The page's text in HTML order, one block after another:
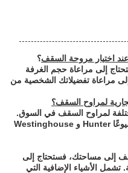
اختيار مروحة السقف؟
إلى مراعاة حجم الغرفة
مراعاة تفضيلاتك الشخصية من
لمراوح السقف؟
لمراوح السقف في السوق.
تتضمن بعض العلامات التجارية الأكثر شيوعًا Hunter و Westinghouse
إلى مساحتك، فستحتاج إلى
الأشياء الإضافية التي